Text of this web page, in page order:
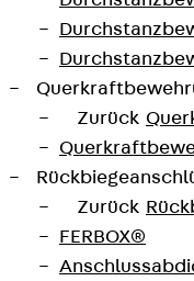
Zurück
Zurück
FERBOX®